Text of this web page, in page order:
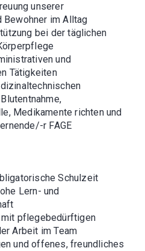
unserer
Bewohner im Alltag
bei der täglichen
und
Tätigkeiten
Medikamente richten und
r FAGE
Schulzeit
Lern- und
mit pflegebedürftigen
Arbeit im Team
und offenes, freundliches